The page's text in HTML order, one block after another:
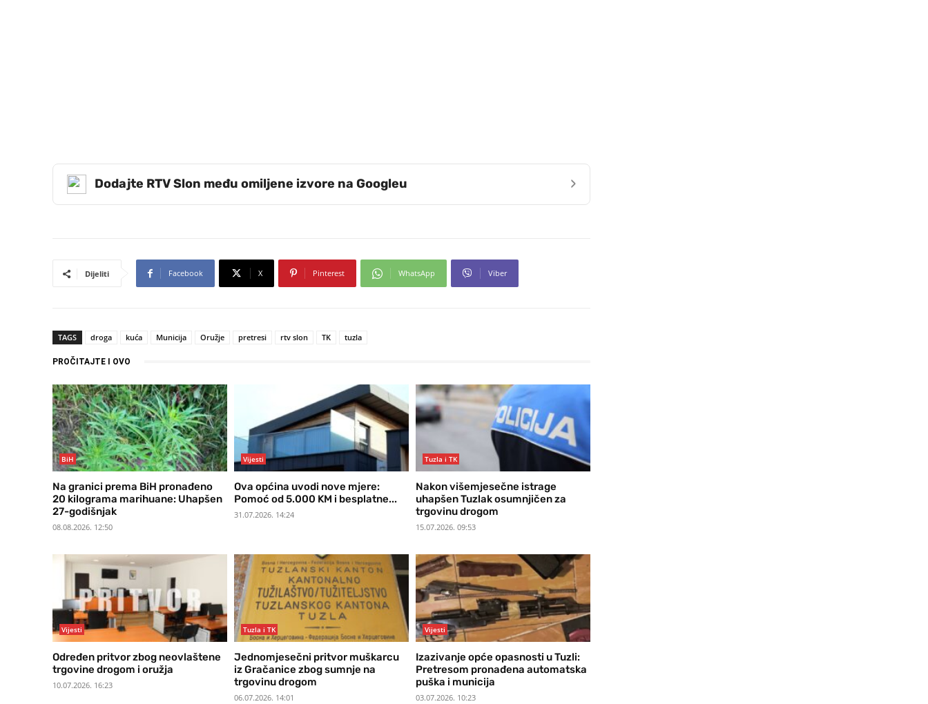
Dodajte RTV Slon među omiljene izvore na Googleu ›
Dijeliti Facebook X Pinterest WhatsApp Viber
TAGS droga kuća Municija Oružje pretresi rtv slon TK tuzla
PROČITAJTE I OVO
BiH
Na granici prema BiH pronađeno
20 kilograma marihuane: Uhapšen
27-godišnjak
08.08.2026. 12:50
Vijesti
Ova općina uvodi nove mjere:
Pomoć od 5.000 KM i besplatne...
31.07.2026. 14:24
Tuzla i TK
Nakon višemjesečne istrage
uhapšen Tuzlak osumnjičen za
trgovinu drogom
15.07.2026. 09:53
Vijesti
Određen pritvor zbog neovlaštene
trgovine drogom i oružja
10.07.2026. 16:23
Tuzla i TK
Jednomjesečni pritvor muškarcu
iz Gračanice zbog sumnje na
trgovinu drogom
06.07.2026. 14:01
Vijesti
Izazivanje opće opasnosti u Tuzli:
Pretresom pronađena automatska
puška i municija
03.07.2026. 10:23